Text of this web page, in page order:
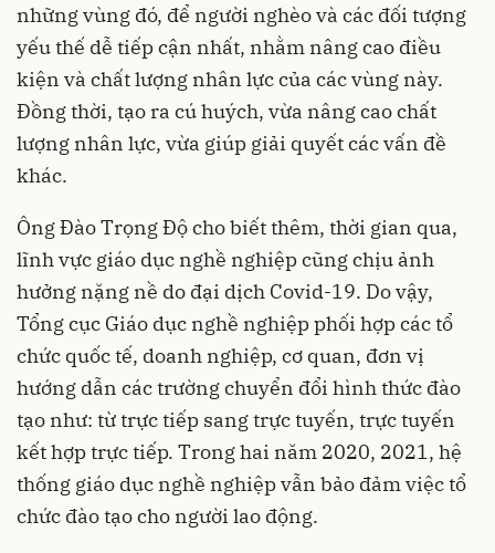
những vùng đó, để người nghèo và các đối tượng
yếu thế dễ tiếp cận nhất, nhằm nâng cao điều
kiện và chất lượng nhân lực của các vùng này.
Đồng thời, tạo ra cú huých, vừa nâng cao chất
lượng nhân lực, vừa giúp giải quyết các vấn đề
khác.
Ông Đào Trọng Độ cho biết thêm, thời gian qua,
lĩnh vực giáo dục nghề nghiệp cũng chịu ảnh
hưởng nặng nề do đại dịch Covid-19. Do vậy,
Tổng cục Giáo dục nghề nghiệp phối hợp các tổ
chức quốc tế, doanh nghiệp, cơ quan, đơn vị
hướng dẫn các trường chuyển đổi hình thức đào
tạo như: từ trực tiếp sang trực tuyến, trực tuyến
kết hợp trực tiếp. Trong hai năm 2020, 2021, hệ
thống giáo dục nghề nghiệp vẫn bảo đảm việc tổ
chức đào tạo cho người lao động.